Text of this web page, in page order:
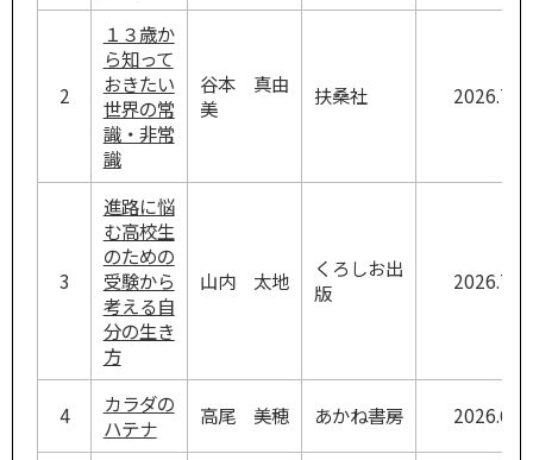
2
１３歳か
ら知って
おきたい
世界の常
識・非常
識
谷本 真由
美
扶桑社 2026.7
3
進路に悩
む高校生
のための
受験から
考える自
分の生き
方
山内 太地
くろしお出
版
2026.7
4
カラダの
ハテナ
高尾 美穂 あかね書房 2026.6